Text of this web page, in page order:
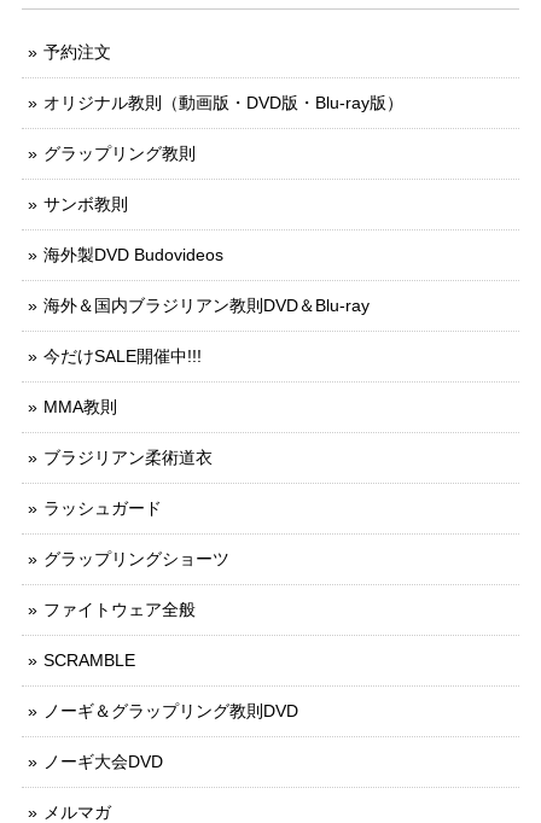
予約注文
オリジナル教則（動画版・DVD版・Blu-ray版）
グラップリング教則
サンボ教則
海外製DVD Budovideos
海外＆国内ブラジリアン教則DVD＆Blu-ray
今だけSALE開催中!!!
MMA教則
ブラジリアン柔術道衣
ラッシュガード
グラップリングショーツ
ファイトウェア全般
SCRAMBLE
ノーギ＆グラップリング教則DVD
ノーギ大会DVD
メルマガ